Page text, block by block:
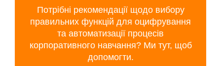
Потрібні рекомендації щодо вибору
правильних функцій для оцифрування
та автоматизації процесів
корпоративного навчання? Ми тут, щоб
допомогти.